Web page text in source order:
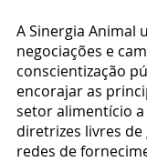
A Sinergia Animal
negociações e
conscientização
encorajar as
setor alimentício
diretrizes livres de
redes de